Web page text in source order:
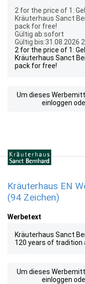
2 for the price of 1:
Kräuterhaus Sanct
pack for free!
Gültig ab:sofort
Gültig bis:31.08.2026
2 for the price of 1:
Kräuterhaus Sanct
pack for free!
Um dieses
einloggen
Kräuterhaus EN
(94 Zeichen)
Werbetext
Kräuterhaus Sanct
120 years of tradition
Um dieses
einloggen